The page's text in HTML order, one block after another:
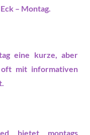
– Montag.
eine kurze, aber
oft mit informativen
bietet montags